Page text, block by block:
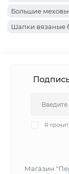
Большие
Шапки вязаные
Вязаные
Вязаные шапки
Вязаные шапки
Шапки вязаные
Я
Магазин